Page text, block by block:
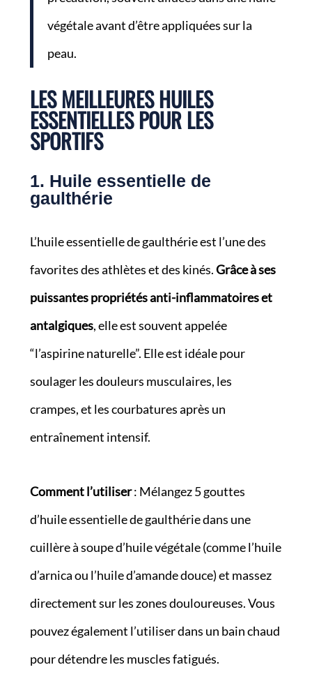
végétale avant d’être appliquées sur la
peau.
LES MEILLEURES HUILES
ESSENTIELLES POUR LES
SPORTIFS
1. Huile essentielle de
gaulthérie
L’huile essentielle de gaulthérie est l’une des
favorites des athlètes et des kinés.Grâce à ses
puissantes propriétés anti-inflammatoires et
antalgiques, elle est souvent appelée
“l’aspirine naturelle”. Elle est idéale pour
soulager les douleurs musculaires, les
crampes, et les courbatures après un
entraînement intensif.
Comment l’utiliser: Mélangez 5 gouttes
d’huile essentielle de gaulthérie dans une
cuillère à soupe d’huile végétale (comme l’huile
d’arnica ou l’huile d’amande douce) et massez
directement sur les zones douloureuses. Vous
pouvez également l’utiliser dans un bain chaud
pour détendre les muscles fatigués.